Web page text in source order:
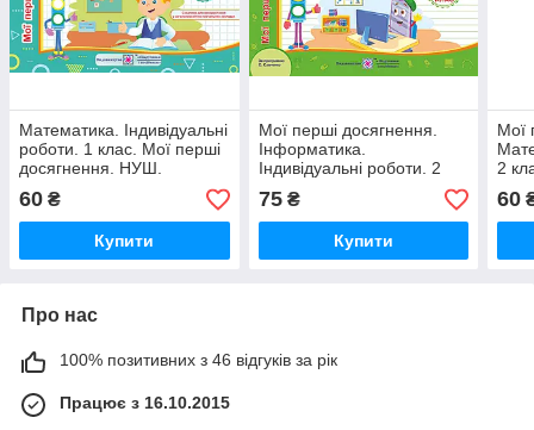
Математика. Індивідуальні
роботи. 1 клас. Мої перші
досягнення. НУШ.
60 ₴
Купити
Мої перші досягнення.
Інформатика.
Індивідуальні роботи. 2
підручників). НУШ
75₴
Купити
Мої
2
60
Про нас
100% позитивних з 46 відгуків за рік
Працює з 16.10.2015